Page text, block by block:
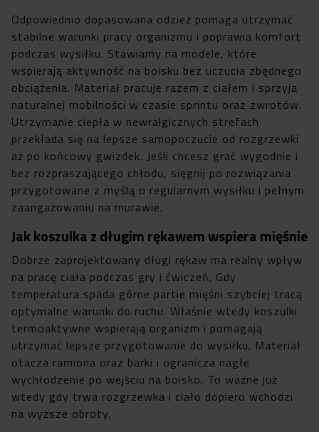
Odpowiednio dopasowana odzież pomaga utrzymać
stabilne warunki pracy organizmu i poprawia komfort
podczas wysiłku. Stawiamy na modele, które
wspierają aktywność na boisku bez uczucia zbędnego
obciążenia. Materiał pracuje razem z ciałem i sprzyja
naturalnej mobilności w czasie sprintu oraz zwrotów.
Utrzymanie ciepła w newralgicznych strefach
przekłada się na lepsze samopoczucie od rozgrzewki
aż po końcowy gwizdek. Jeśli chcesz grać wygodnie i
bez rozpraszającego chłodu, sięgnij po rozwiązania
przygotowane z myślą o regularnym wysiłku i pełnym
zaangażowaniu na murawie.
Jak koszulka z długim rękawem wspiera mięśnie
Dobrze zaprojektowany długi rękaw ma realny wpływ
na pracę ciała podczas gry i ćwiczeń. Gdy
temperatura spada górne partie mięśni szybciej tracą
optymalne warunki do ruchu. Właśnie wtedy koszulki
termoaktywne wspierają organizm i pomagają
utrzymać lepsze przygotowanie do wysiłku. Materiał
otacza ramiona oraz barki i ogranicza nagłe
wychłodzenie po wejściu na boisko. To ważne już
wtedy gdy trwa rozgrzewka i ciało dopiero wchodzi
na wyższe obroty.